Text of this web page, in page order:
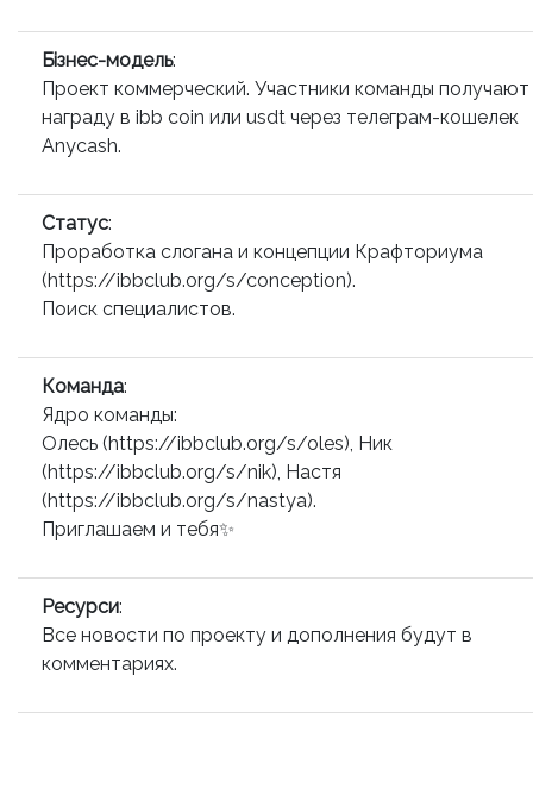
Бізнес-модель:
Проект коммерческий. Участники команды получают
награду в ibb coin или usdt через телеграм-кошелек
Anycash.
Статус:
Проработка слогана и концепции Крафториума
(https://ibbclub.org/s/conception).
Поиск специалистов.
Команда:
Ядро команды:
Олесь (https://ibbclub.org/s/oles), Ник
(https://ibbclub.org/s/nik), Настя
(https://ibbclub.org/s/nastya).
Приглашаем и тебя✨
Ресурси:
Все новости по проекту и дополнения будут в
комментариях.